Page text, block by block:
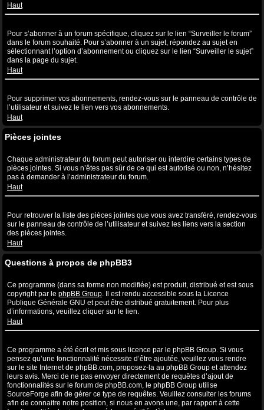
Haut
Pour s’abonner à un forum spécifique, cliquez sur le lien “Surveiller le forum”
dans le forum souhaité. Pour s’abonner à un sujet, répondez au sujet en
sélectionnant l’option d’abonnement ou cliquez sur le lien “Surveiller le sujet”
dans la page du sujet.
Haut
Pour supprimer vos abonnements, rendez-vous sur le panneau de contrôle de
l’utilisateur et suivez le lien vers vos abonnements.
Haut
Pièces jointes
Chaque administrateur du forum peut autoriser ou interdire certains types de
pièces jointes. Si vous n’êtes pas sûr de ce qui est autorisé ou non, n’hésitez
pas à demander à l’administrateur du forum.
Haut
Pour retrouver la liste des pièces jointes que vous avez transféré, rendez-vous
sur le panneau de contrôle de l’utilisateur et suivez les liens vers la section
des pièces jointes.
Haut
Questions à propos de phpBB3
Ce programme (dans sa forme non modifiée) est produit, distribué et est sous
copyright par le phpBB Group. Il est rendu accessible sous la Licence
Publique Générale GNU et peut être distribué gratuitement. Pour plus
d’informations, veuillez cliquer sur le lien.
Haut
Ce programme a été écrit et mis sous licence par le phpBB Group. Si vous
pensez qu’une fonctionnalité nécessite d’être ajoutée, veuillez vous rendre
sur le site Internet de phpBB.com, proposez-la au phpBB Group et attendez
leurs avis. Merci de ne pas envoyer directement de requêtes d’ajout de
fonctionnalités sur le forum de phpBB.com, le phpBB Group utilise
SourceForge afin de gérer ce type de requêtes. Veuillez consulter les forums
afin de connaitre notre position, si nous en avons une, par rapport à cette